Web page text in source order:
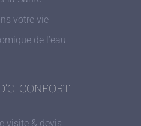
votre vie
de l’eau
CONFORT
visite & devis